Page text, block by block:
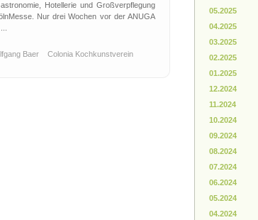
Hotellerie und Großverpflegung
Nur drei Wochen vor der ANUGA
Baer
Colonia Kochkunstverein
05.2025
04.2025
03.2025
02.2025
01.2025
12.2024
11.2024
10.2024
09.2024
08.2024
07.2024
06.2024
05.2024
04.2024